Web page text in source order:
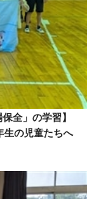
全」の学習】
生の児童たちへ